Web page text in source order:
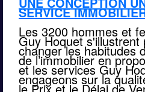
SERVICE
Les 3200 hommes et
Guy Hoquet
changer les habitudes
de l’immobilier en
et les services Guy
engageons sur la